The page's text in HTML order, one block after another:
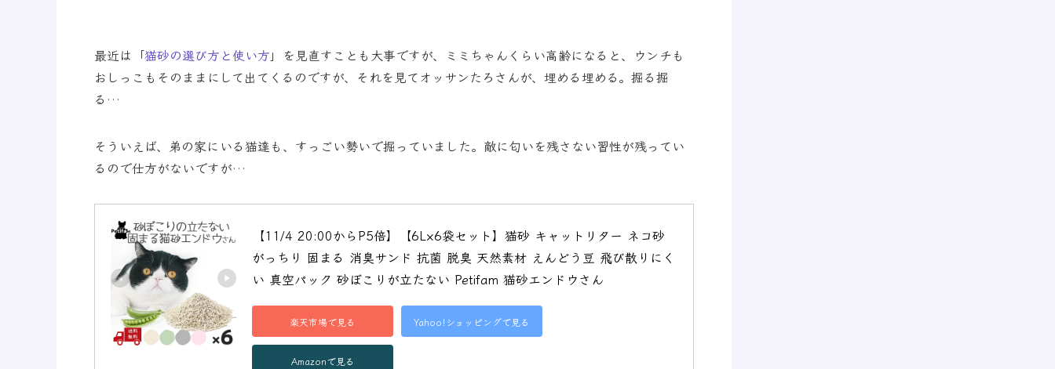
最近は「猫砂の選び方と使い方」を見直すことも大事ですが、ミミちゃんくらい高齢になると、ウンチも
おしっこもそのままにして出てくるのですが、それを見てオッサンたろさんが、埋める埋める。掘る掘
る…
そういえば、弟の家にいる猫達も、すっごい勢いで掘っていました。敵に匂いを残さない習性が残ってい
るので仕方がないですが…
【11/4 20:00からP5倍】【6L×6袋セット】猫砂 キャットリター ネコ砂
がっちり 固まる 消臭サンド 抗菌 脱臭 天然素材 えんどう豆 飛び散りにく
い 真空パック 砂ぼこりが立たない Petifam 猫砂エンドウさん
楽天市場で見る Yahoo!ショッピングで見る
Amazonで見る